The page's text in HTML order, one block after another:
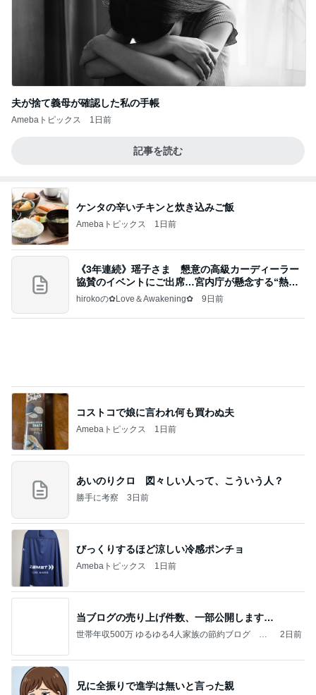
夫が捨て義母が確認した私の手帳
Amebaトピックス 1日前
記事を読む
ケンタの辛いチキンと炊き込みご飯
Amebaトピックス 1日前
《3年連続》瑶子さま 懇意の高級カーディーラー
協賛のイベントにご出席…宮内庁が懸念する“熱心
すぎ
hirokoの✿Love＆Awakening✿ 9日前
コストコで娘に言われ何も買わぬ夫
Amebaトピックス 1日前
あいのりクロ 図々しい人って、こういう人？
勝手に考察 3日前
びっくりするほど涼しい冷感ポンチョ
Amebaトピックス 1日前
当ブログの売り上げ件数、一部公開します…
世帯年収500万 ゆるゆる4人家族の節約ブログ 〜
2日前
兄に全振りで進学は無いと言った親